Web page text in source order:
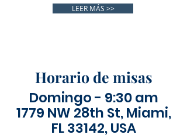
LEER MÁS >>
Horario de misas
Domingo - 9:30 am
1779 NW 28th St, Miami,
FL 33142, USA